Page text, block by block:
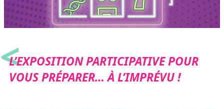
<
L’EXPOSITION PARTICIPATIVE POUR
VOUS PRÉPARER… À L’IMPRÉVU !